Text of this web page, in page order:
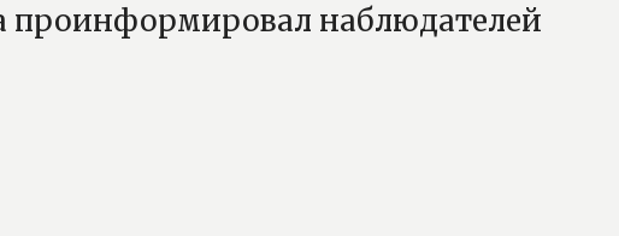
проинформировал наблюдателей